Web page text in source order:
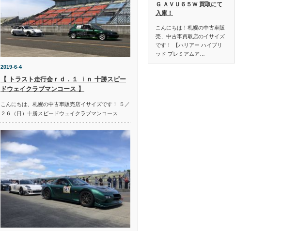
2019-6-4
【 トラスト走行会ｒｄ．１ ｉｎ 十勝スピー
ドウェイクラブマンコース 】
こんにちは、札幌の中古車販売店イサイズです！ ５／
２６（日）十勝スピードウェイクラブマンコース…
Ｇ ＡＶＵ６５Ｗ 買取にて
入庫！
こんにちは！札幌の中古車販
売、中古車買取店のイサイズ
です！ 【ハリアー ハイブリ
ッド プレミアムア…